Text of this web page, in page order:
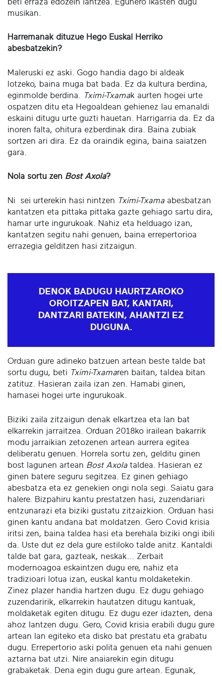
musikan.
Harremanak dituzue Hego Euskal Herriko
abesbatzekin?
Maleruski ez aski. Gogo handia dago bi aldeak
lotzeko, baina muga bat bada. Ez da kultura berdina,
eginmolde berdina.
Tximi-Txamak aurten hogei urte
ospatzen ditu eta Hegoaldean gehienez lau emanaldi
eskaini ditugu urte guzti hauetan. Harrigarria da. Ez da
inoren falta, ohitura ezberdinak dira. Baina zubiak
sortzen ari dira. Ez da oraindik egina, baina saiatzen
gara.
Nola sortu zen Bost Axola?
Ni sei urterekin hasi nintzen Tximi-Txama abesbatzan
kantatzen eta pittaka pittaka gazte gehiago sartu dira,
hamar urte ingurukoak. Nahiz eta helduago izan,
kantatzen segitu nahi genuen, baina errepertorioa
errazegia gelditzen hasi zitzaigun.
DENOK BADUGU HAURTZAROKO
OROITZAPEN BAT, KANTARI,
DANTZARI BATEKIN, AHANTZI EZ
DUGUNA.
Orduan gure adineko batzuen artean beste talde bat
sortu dugu, beti Tximi-Txamaren baitan, taldea bitan
zatituz. Hasieran zaila izan zen. Hamabi ginen,
hamasei hogei urte ingurukoak.
Biziki zaila zitzaigun denak elkartzea eta lan bat
elkarrekin jarraitzea. Orduan 2018ko irailean bakarrik
modu jarraikian zetozenen artean aurrera egitea
deliberatu genuen. Horrela sortu zen, gelditu ginen
bost lagunen artean Bost Axola taldea. Hasieran ez
ginen batere seguru segitzea. Ez ginen gehiago
abesbatza eta ez genekien ongi nola segi. Saiatu gara
halere. Bizpahiru kantu prestatzen hasi, zuzendariari
entzunarazi eta biziki gustatu zitzaizkion. Orduan hasi
ginen kantu andana bat moldatzen. Gero Covid krisia
iritsi zen, baina taldea hasi eta berehala biziki ongi ibili
da. Uste dut ez dela gure estiloko talde anitz. Kantaldi
talde bat gara, gazteak, neskak... Zerbait
modernoagoa eskaintzen dugu ere, nahiz eta
tradizioari lotua izan, euskal kantu moldaketekin.
Zinez plazer handia hartzen dugu. Ez dugu gehiago
zuzendaririk, elkarrekin hautatzen ditugu kantuak,
moldaketak egiten ditugu. Ez dugu ezer idazten, dena
ahoz lantzen dugu. Gero, Covid krisia erabili dugu gure
artean lan egiteko eta disko bat prestatu eta grabatu
dugu. Errepertorio aski polita genuen eta nahi genuen
aztarna bat utzi. Nire anaiarekin egin ditugu
grabaketak. Dena egin dugu gure artean. Egunak,